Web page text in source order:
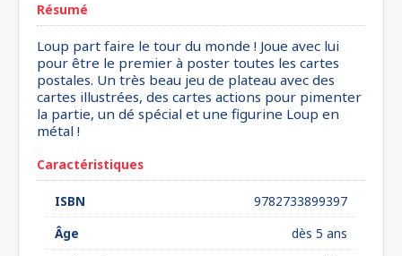
Résumé
Loup part faire le tour du monde ! Joue avec lui
pour être le premier à poster toutes les cartes
postales. Un très beau jeu de plateau avec des
cartes illustrées, des cartes actions pour pimenter
la partie, un dé spécial et une figurine Loup en
métal !
Caractéristiques
ISBN
9782733899397
Âge
dès 5 ans